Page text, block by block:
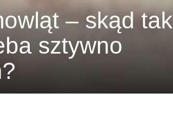
– skąd tak
sztywno